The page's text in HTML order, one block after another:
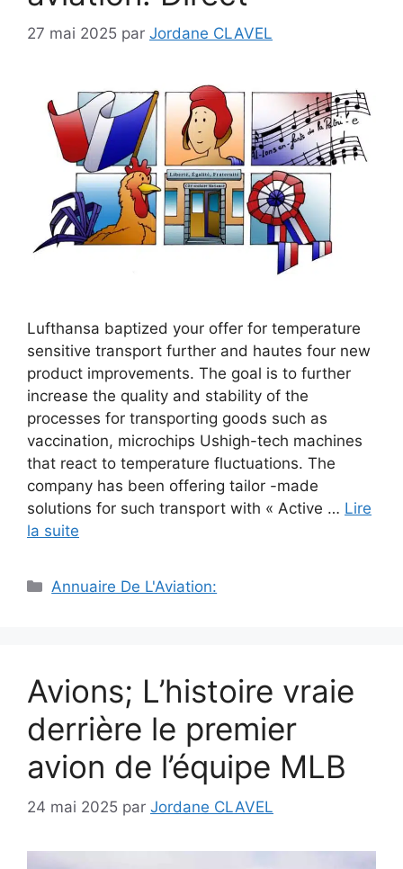
27 mai 2025 par Jordane CLAVEL
Lufthansa baptized your offer for temperature
sensitive transport further and hautes four new
product improvements. The goal is to further
increase the quality and stability of the
processes for transporting goods such as
vaccination, microchips Ushigh-tech machines
that react to temperature fluctuations. The
company has been offering tailor -made
solutions for such transport with « Active … Lire
la suite
Catégories
Annuaire De L'Aviation:
Avions; L’histoire vraie
derrière le premier
avion de l’équipe MLB
24 mai 2025 par Jordane CLAVEL